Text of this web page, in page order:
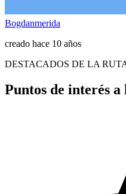
Bogdanmerida
creado hace 10 años
DESTACADOS DE LA
Puntos de interés